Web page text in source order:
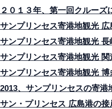
２０１３年、第一回クルーズ
サンプリンセス寄港地観光 広
サンプリンセス寄港地観光 長
サンプリンセス寄港地観光 関
サンプリンセス寄港地観光 博
2013、サンプリンセスの寄港
サン・プリンセス 広島港の接